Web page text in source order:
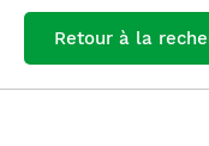
Retour à la